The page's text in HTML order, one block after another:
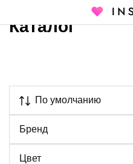
Каталог
Каталог
По умолчанию
Бренд
Цвет